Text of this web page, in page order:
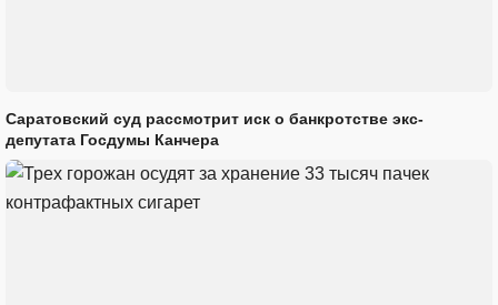
Саратовский суд рассмотрит иск о банкротстве экс-
депутата Госдумы Канчера